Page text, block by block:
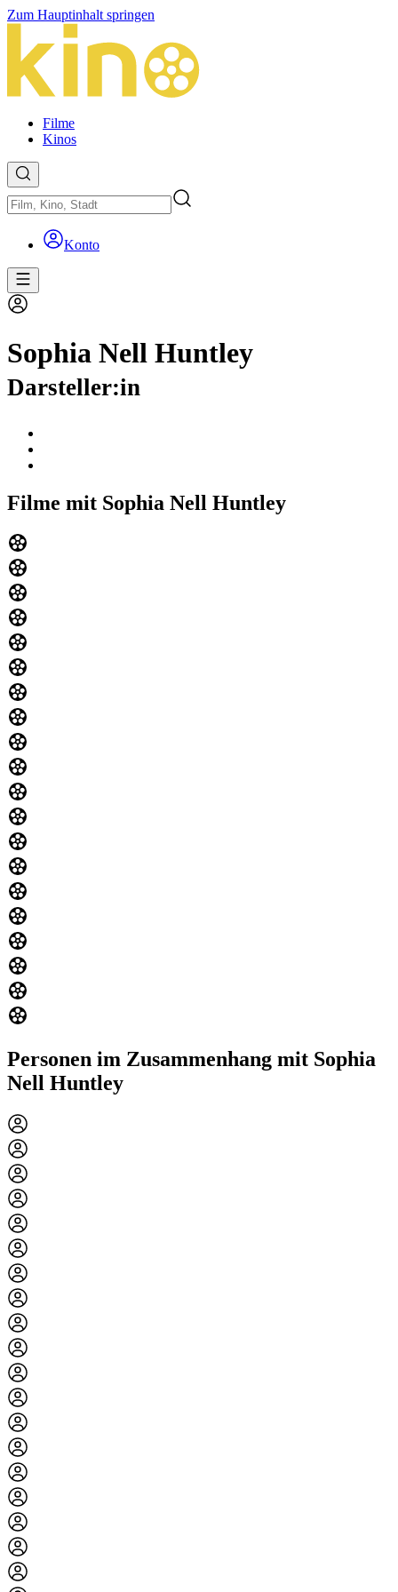
Zum Hauptinhalt springen
Filme
Kinos
Konto
Sophia Nell Huntley
Darsteller:in
Filme mit Sophia Nell Huntley
Personen im Zusammenhang mit Sophia
Nell Huntley